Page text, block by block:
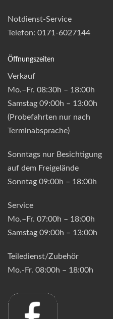
Notdienst-Service
Telefon: 0171-6027144
Öffnungszeiten
Verkauf
Mo.–Fr. 08:30h – 18:00h
Samstag 09:00h – 13:00h
(Probefahrten nur nach
Terminabsprache)
Sonntags nur Besichtigung
auf dem Freigelände
Sonntag 09:00h – 18:00h
Service
Mo.–Fr. 07:00h – 18:00h
Samstag 09:00h – 13:00h
Teiledienst/Zubehör
Mo.-Fr. 08:00h – 18:00h